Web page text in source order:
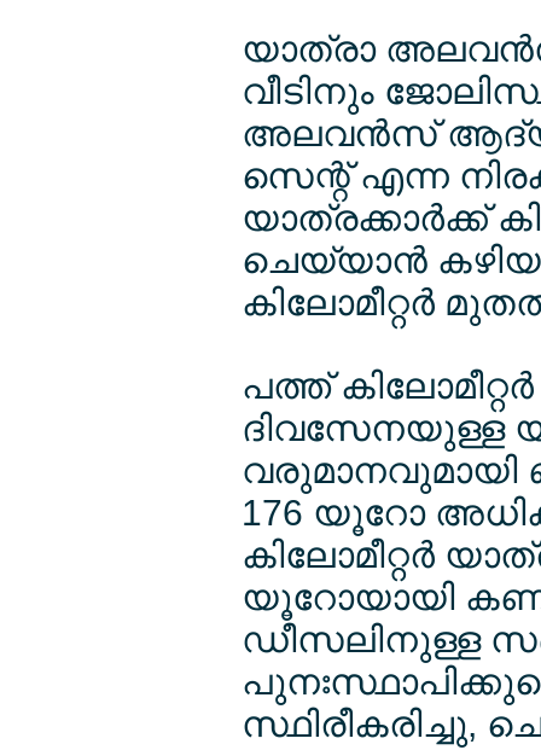
യാത്രാ
വീടിനും
അലവന്‍സ് ആദ്യ
സെന്റ് എന്ന
യാത്രക്കാര്‍ക്ക്
ചെയ്യാന്‍
കിലോമീറ്റര്‍
പത്ത്
ദിവസേനയുള്ള
വരുമാനവുമായി
176 യൂറോ
കിലോമീറ്റര്‍
യൂറോയായി
ഡീസലിനുള്ള
സ്ഥിരീകരിച്ചു,